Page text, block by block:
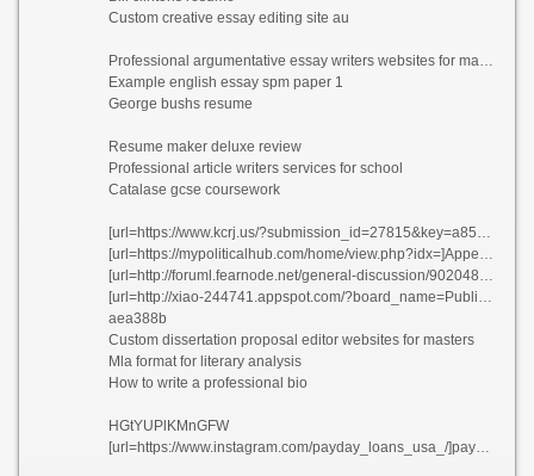
Custom creative essay editing site au
Professional argumentative essay writers websites for masters
Example english essay spm paper 1
George bushs resume
Resume maker deluxe review
Professional article writers services for school
Catalase gcse coursework
[url=https://www.kcrj.us/?submission_id=27815&key=a85eb493ad57e85e15522389851445f7&page=0]Rotating engineer resume sample xbpwu[/url]
[url=https://mypoliticalhub.com/home/view.php?idx=]Appendix research paper format edjbi[/url]
[url=http://foruml.fearnode.net/general-discussion/902048956/resume-maker-ultimate-6-cztpg]Resume maker ultimate 6 cztpg[/url]
[url=http://xiao-244741.appspot.com/?board_name=Public]Middle school teacher cover letter bhlmu 2021[/url]
aea388b
Custom dissertation proposal editor websites for masters
Mla format for literary analysis
How to write a professional bio
HGtYUPlKMnGFW
[url=https://www.instagram.com/payday_loans_usa_/]payday loans[/url]